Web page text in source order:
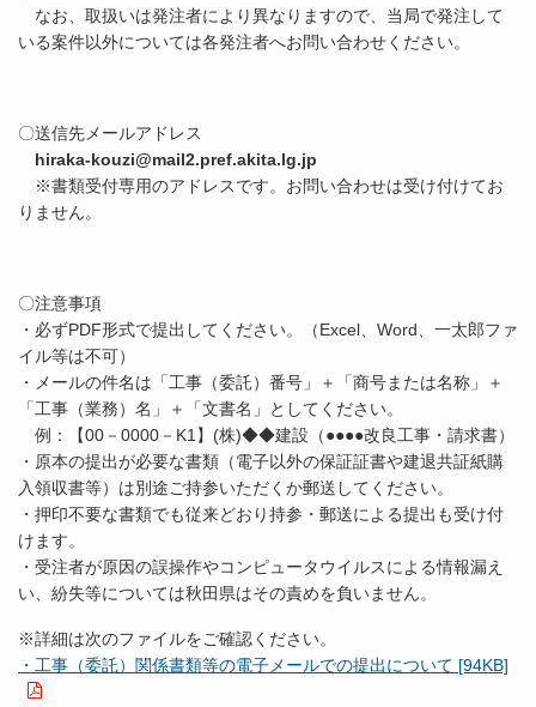
なお、取扱いは発注者により異なりますので、当局で発注して
いる案件以外については各発注者へお問い合わせください。
〇送信先メールアドレス
hiraka-kouzi@mail2.pref.akita.lg.jp
※書類受付専用のアドレスです。お問い合わせは受け付けてお
りません。
〇注意事項
・必ずPDF形式で提出してください。（Excel、Word、一太郎ファ
イル等は不可）
・メールの件名は「工事（委託）番号」＋「商号または名称」＋
「工事（業務）名」＋「文書名」としてください。
例：【00－0000－K1】(株)◆◆建設（●●●●改良工事・請求書）
・原本の提出が必要な書類（電子以外の保証証書や建退共証紙購
入領収書等）は別途ご持参いただくか郵送してください。
・押印不要な書類でも従来どおり持参・郵送による提出も受け付
けます。
・受注者が原因の誤操作やコンピュータウイルスによる情報漏え
い、紛失等については秋田県はその責めを負いません。
※詳細は次のファイルをご確認ください。
・工事（委託）関係書類等の電子メールでの提出について [94KB]